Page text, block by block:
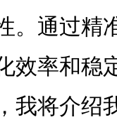
。通过精
效率和稳
我将介绍